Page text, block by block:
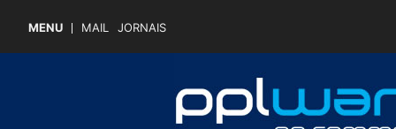
MENU MAIL JORNAIS